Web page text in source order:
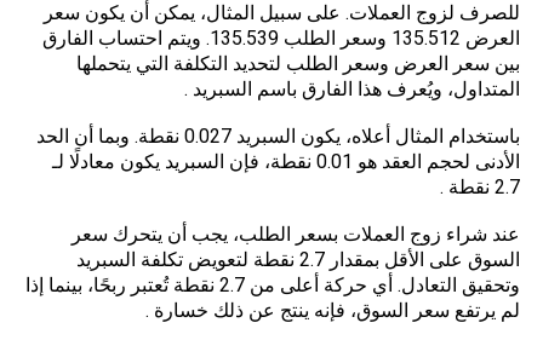
للصرف لزوج العملات. على سبيل المثال، يمكن أن يكون سعر
العرض 135.512 وسعر الطلب 135.539. ويتم احتساب الفارق
بين سعر العرض وسعر الطلب لتحديد التكلفة التي يتحملها
المتداول، ويُعرف هذا الفارق باسم السبريد .
باستخدام المثال أعلاه، يكون السبريد 0.027 نقطة. وبما أن الحد
الأدنى لحجم العقد هو 0.01 نقطة، فإن السبريد يكون معادلًا لـ
2.7 نقطة .
عند شراء زوج العملات بسعر الطلب، يجب أن يتحرك سعر
السوق على الأقل بمقدار 2.7 نقطة لتعويض تكلفة السبريد
وتحقيق التعادل. أي حركة أعلى من 2.7 نقطة تُعتبر ربحًا، بينما إذا
لم يرتفع سعر السوق، فإنه ينتج عن ذلك خسارة .